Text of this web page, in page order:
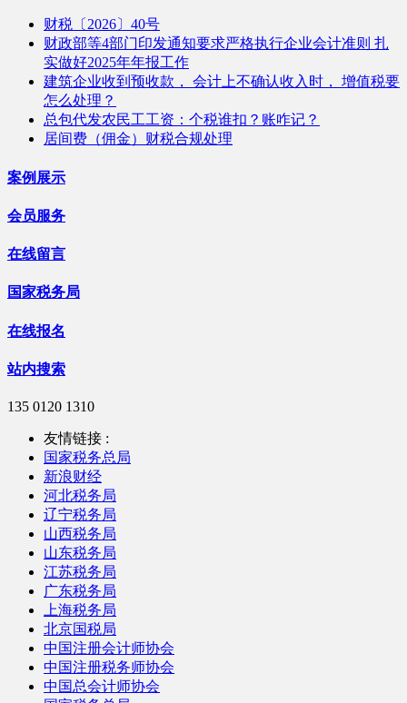
财税〔2026〕40号
财政部等4部门印发通知要求严格执行企业会计准则 扎
实做好2025年年报工作
建筑企业收到预收款， 会计上不确认收入时， 增值税要
怎么处理？
总包代发农民工工资：个税谁扣？账咋记？
居间费（佣金）财税合规处理
案例展示
会员服务
在线留言
国家税务局
在线报名
站内搜索
135 0120 1310
友情链接 :
国家税务总局
新浪财经
河北税务局
辽宁税务局
山西税务局
山东税务局
江苏税务局
广东税务局
上海税务局
北京国税局
中国注册会计师协会
中国注册税务师协会
中国总会计师协会